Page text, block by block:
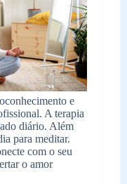
e
A terapia
diário. Além
para meditar.
com o seu
o amor